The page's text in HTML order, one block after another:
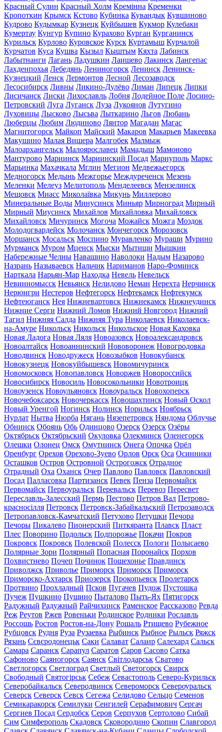
Красный Сулин Красный Холм Кремінна Кременки
Кропоткин Крымск Кстово Кубинка Кувандык Кувшиново
Кудрово Кудымкар Кузнецк Куйбышев Кукмор Кулебаки
Кумертау Кунгур Купино Курахово Курган Курганинск
Курильск Курлово Куровское Курск Куртамыш Курчалой
Курчатов Куса Кушва Кызыл Кыштым Кяхта Лабинск
Лабытнанги Лагань Ладушкин Лаишево Лакинск Лангепас
Лахденпохья Лебедянь Лениногорск Ленинск Ленинск-
Кузнецкий Ленск Лермонтов Лесной Лесозаводск
Лесосибирск Ливны Ликино-Дулёво Лиман Липецк Липки
Лисичанск Лиски Лихославль Лобня Лодейное Поле Лосино-
Петровский Луга Луганск Луза Лукоянов Лутугино
Луховицы Лысково Лысьва Лыткарино Льгов Любань
Люберцы Любим Людиново Лянтор Магадан Магас
Магнитогорск Майкоп Майский Макаров Макарьев Макеевка
Макушино Малая Вишера Малгобек Малмыж
Малоархангельск Малоярославец Мамадыш Мамоново
Мантурово Мариинск Мариинский Посад Мариуполь Маркс
Марьинка Махачкала Мглин Мегион Медвежьегорск
Медногорск Медынь Межгорье Междуреченск Мезень
Меленки Мелеуз Мелитополь Менделеевск Мензелинск
Мещовск Миасс Миколаївка Микунь Миллерово
Минеральные Воды Минусинск Миньяр Мирноград Мирный
Мирный Миусинск Михайлов Михайловка Михайловск
Михайловск Мичуринск Могоча Можайск Можга Моздок
Молодогвардейск Молочанск Мончегорск Морозовск
Моршанск Мосальск Моспино Муравленко Мураши Мурино
Мурманск Муром Мценск Мыски Мытищи Мышкин
Набережные Челны Навашино Наволоки Надым Назарово
Назрань Называевск Нальчик Нариманов Наро-Фоминск
Нарткала Нарьян-Мар Находка Невель Невельск
Невинномысск Невьянск Нелидово Неман Нерехта Нерчинск
Нерюнгри Нестеров Нефтегорск Нефтекамск Нефтекумск
Нефтеюганск Нея Нижневартовск Нижнекамск Нижнеудинск
Нижние Серги Нижний Ломов Нижний Новгород Нижний
Тагил Нижняя Салда Нижняя Тура Николаевск Николаевск-
на-Амуре Никольск Никольск Никольское Новая Каховка
Новая Ладога Новая Ляля Новоазовск Новоалександровск
Новоалтайск Новоаннинский Нововоронеж Новогродовка
Новодвинск Новодружеск Новозыбков Новокубанск
Новокузнецк Новокуйбышевск Новомичуринск
Новомосковск Новопавловск Новоржев Новороссийск
Новосибирск Новосиль Новосокольники Новотроицк
Новоузенск Новоульяновск Новоуральск Новохоперск
Новочебоксарск Новочеркасск Новошахтинск Новый Оскол
Новый Уренгой Ногинск Нолинск Норильск Ноябрьск
Нурлат Нытва Нюрба Нягань Нязепетровск Няндома Облучье
Обнинск Обоянь Обь Одинцово Озерск Озерск Озёры
Октябрьск Октябрьский Окуловка Олекминск Оленегорск
Олешки Олонец Омск Омутнинск Онега Опочка Орёл
Оренбург Орехов Орехово-Зуево Орлов Орск Оса Осинники
Осташков Остров Островной Острогожск Отрадное
Отрадный Оха Оханск Очер Павлово Павловск Павловский
Посад Палласовка Партизанск Певек Пенза Первомайск
Первомайск Первоуральск Перевальск Перевоз Пересвет
Переславль-Залесский Пермь Пестово Петров Вал Петрово-
красносілля Петровск Петровск-Забайкальский Петрозаводск
Петропавловск-Камчатский Петухово Петушки Печора
Печоры Пикалево Пионерский Питкяранта Плавск Пласт
Плес Поворино Подольск Подпорожье Покачи Покров
Покровск Покровск Полевской Полесск Пологи Полысаево
Полярные Зори Полярный Попасная Поронайск Порхов
Похвистнево Почеп Починок Пошехонье Правдинск
Приволжск Приволье Приморск Приморск Приморск
Приморско-Ахтарск Приозерск Прокопьевск Пролетарск
Протвино Прохладный Псков Пугачев Пудож Пустошка
Пучеж Пушкино Пущино Пыталово Пыть-Ях Пятигорск
Радужный Радужный Райчихинск Раменское Рассказово Ревда
Реж Реутов Ржев Ровеньки Родинское Родники Рославль
Россошь Ростов Ростов-на-Дону Рошаль Ртищево Рубежное
Рубцовск Рудня Руза Рузаевка Рыбинск Рыбное Рыльск Ряжск
Рязань Сєвєродонецьк Саки Салават Салаир Салехард Сальск
Самара Саранск Сарапул Саратов Саров Сасово Сатка
Сафоново Саяногорск Саянск Світлодарськ Сватово
Светлогорск Светлоград Светлый Светогорск Свирск
Свободный Святогірськ Себеж Севастополь Северо-Курильск
Северобайкальск Северодвинск Североморск Североуральск
Северск Северск Севск Сегежа Селидово Сельцо Семенов
Семикаракорск Семилуки Сенгилей Серафимович Сергач
Сергиев Посад Сердобск Серов Серпухов Сертолово Сибай
Сим Симферополь Скадовск Сковородино Скопин Славгород